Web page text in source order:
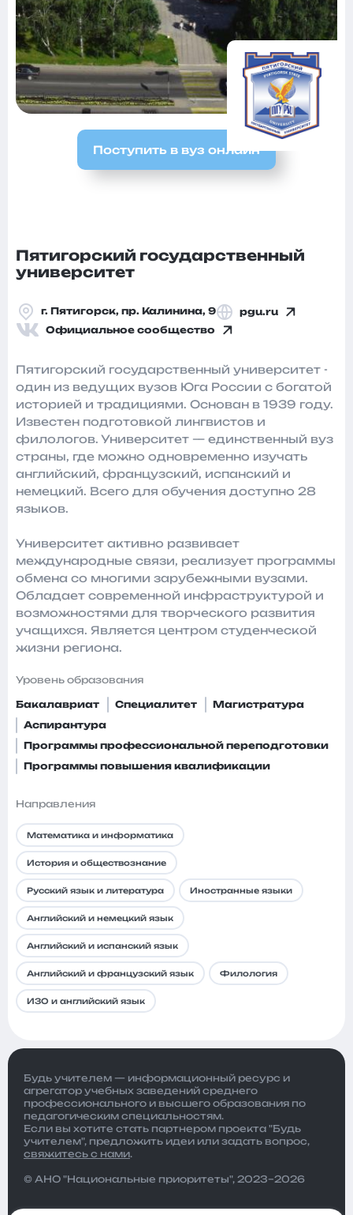
Поступить в вуз онлайн
Пятигорский государственный
университет
г. Пятигорск, пр. Калинина, 9
pgu.ru
Официальное сообщество
Пятигорский государственный университет -
один из ведущих вузов Юга России с богатой
историей и традициями. Основан в 1939 году.
Известен подготовкой лингвистов и
филологов. Университет — единственный вуз
страны, где можно одновременно изучать
английский, французский, испанский и
немецкий. Всего для обучения доступно 28
языков.
Университет активно развивает
международные связи, реализует программы
обмена со многими зарубежными вузами.
Обладает современной инфраструктурой и
возможностями для творческого развития
учащихся. Является центром студенческой
жизни региона.
Уровень образования
Бакалавриат Специалитет
Магистратура
Аспирантура
Программы профессиональной переподготовки
Программы повышения квалификации
Направления
Математика и информатика
История и обществознание
Русский язык и литература Иностранные языки
Английский и немецкий язык
Английский и испанский язык
Английский и французский язык Филология
ИЗО и английский язык
Будь учителем — информационный ресурс и
агрегатор учебных заведений среднего
профессионального и высшего образования по
педагогическим специальностям.
Если вы хотите стать партнером проекта "Будь
учителем", предложить идеи или задать вопрос,
свяжитесь с нами.
© АНО "Национальные приоритеты", 2023–2026